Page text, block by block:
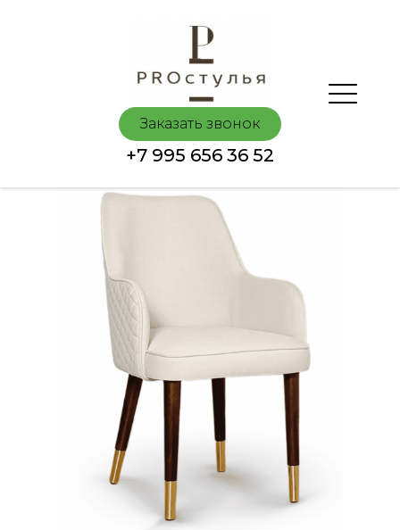
+7 995 656 36 52
Заказать звонок